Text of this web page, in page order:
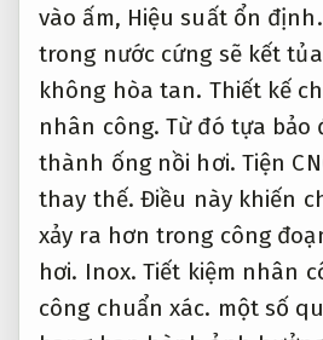
vào ấm, Hiệu suất ổn định.
trong nước cứng sẽ kết
không hòa tan. Thiết kế
nhân công. Từ đó tựa bảo
thành ống nồi hơi. Tiện
thay thế. Điều này khiến
xảy ra hơn trong công
hơi. Inox. Tiết kiệm nhân
công chuẩn xác. một số